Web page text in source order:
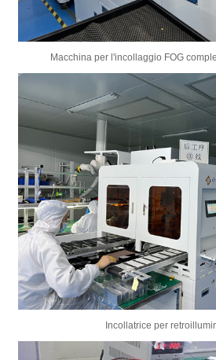
Macchina per l'incollaggio FOG
Incollatrice per